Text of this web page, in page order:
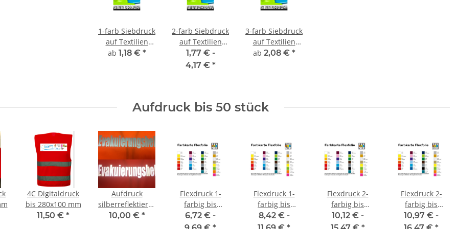
1-farb Siebdruck
auf Textilien
inkl. Film und
ab 1,18 € *
2-farb Siebdruck
auf Textilien
inkl. Film und
Sieberstellung
1,77 € -
4,17 € *
3-farb Siebdruck
auf Textilien
inkl. Film und
ab 2,08 € *
Aufdruck bis 50 stück
4C Digitaldruck
bis 280x100 mm
11,50 € *
Aufdruck
silberreflektierend
max 280x180
10,00 € *
Flexdruck 1-
farbig bis
120x120 mm
6,72 € -
Flexdruck 1-
farbig bis
300x200 mm
8,42 € -
Flexdruck 2-
farbig bis
120x120 mm
10,12 € -
Flexdruck 2-
farbig bis
300x200 mm
10,97 € -